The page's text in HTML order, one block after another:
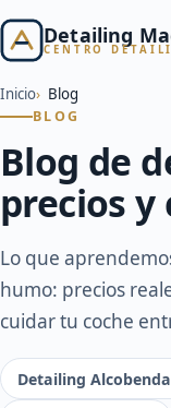
Detailing
CENTRO
Inicio Blog
BLOG
Blog de
precios
Lo que
humo: precios
cuidar tu coche
Detailing